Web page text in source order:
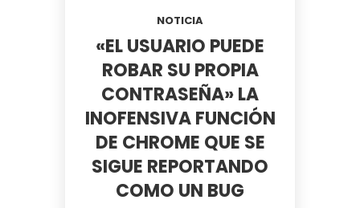
NOTICIA
«EL USUARIO PUEDE
ROBAR SU PROPIA
CONTRASEÑA» LA
INOFENSIVA FUNCIÓN
DE CHROME QUE SE
SIGUE REPORTANDO
COMO UN BUG